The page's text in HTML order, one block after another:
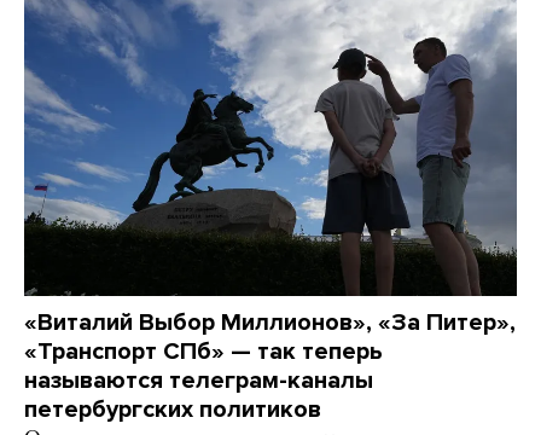
«Виталий Выбор Миллионов», «За Питер»,
«Транспорт СПб» — так теперь
называются телеграм-каналы
петербургских политиков